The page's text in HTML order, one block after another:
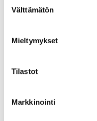
valinta
Välttämätön
Mieltymykset
Tilastot
Markkinointi